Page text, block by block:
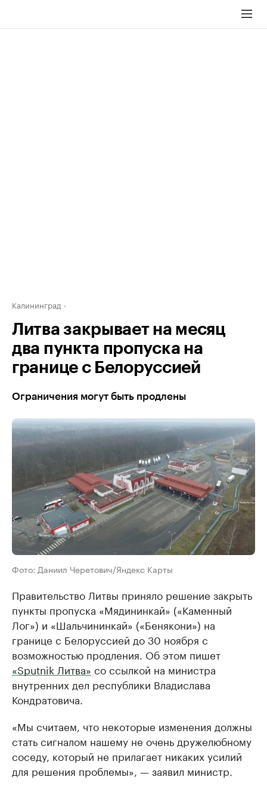
Калининград
Литва закрывает на месяц
два пункта пропуска на
границе с Белоруссией
Ограничения могут быть продлены
Фото: Даниил Черетович/Яндекс Карты
Правительство Литвы приняло решение закрыть
пункты пропуска «Мядининкай» («Каменный
Лог») и «Шальчининкай» («Бенякони») на
границе с Белоруссией до 30 ноября с
возможностью продления. Об этом пишет
«Sputnik Литва» со ссылкой на министра
внутренних дел республики Владислава
Кондратовича.
«Мы считаем, что некоторые изменения должны
стать сигналом нашему не очень дружелюбному
соседу, который не прилагает никаких усилий
для решения проблемы», — заявил министр.